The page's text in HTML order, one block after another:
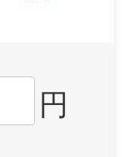
円